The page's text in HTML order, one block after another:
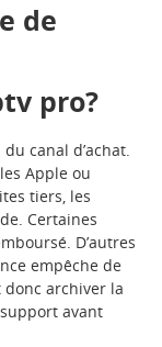
de
pro?
canal d’achat.
Apple ou
tiers, les
Certaines
D’autres
empêche de
archiver la
avant